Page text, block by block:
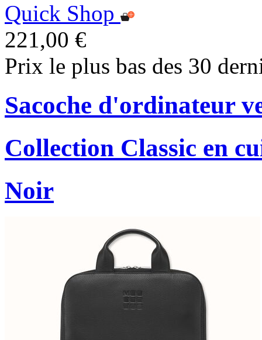
Quick Shop
221,00 €
Prix le plus bas des 30
Sacoche d'ordinateur
Collection Classic en
Noir